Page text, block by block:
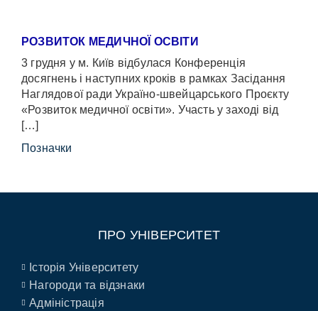
РОЗВИТОК МЕДИЧНОЇ ОСВІТИ
3 грудня у м. Київ відбулася Конференція
досягнень і наступних кроків в рамках Засідання
Наглядової ради Україно-швейцарського Проєкту
«Розвиток медичної освіти». Участь у заході від
[…]
Позначки
ПРО УНІВЕРСИТЕТ
Історія Університету
Нагороди та відзнаки
Адміністрація